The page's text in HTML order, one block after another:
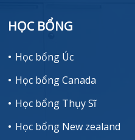
HỌC BỔNG
Học bổng Úc
Học bổng Canada
Học bổng Thụy Sĩ
Học bổng New zealand